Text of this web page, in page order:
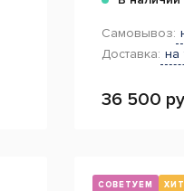
Самовывоз:
Доставка: на
36 500
СОВЕТУЕМ ХИТ